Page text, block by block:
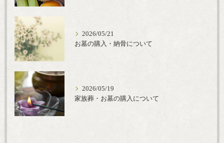
2026/05/21
お墓の購入・納骨について
2026/05/19
家族葬・お墓の購入について